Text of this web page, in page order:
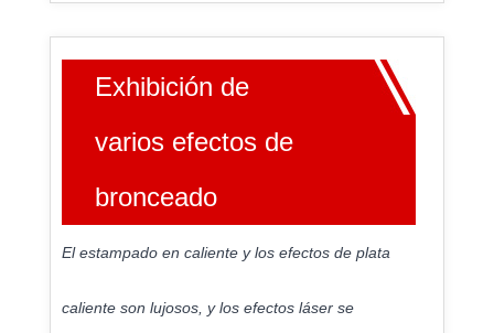
Exhibición de
varios efectos de
bronceado
El estampado en caliente y los efectos de plata
caliente son lujosos, y los efectos láser se